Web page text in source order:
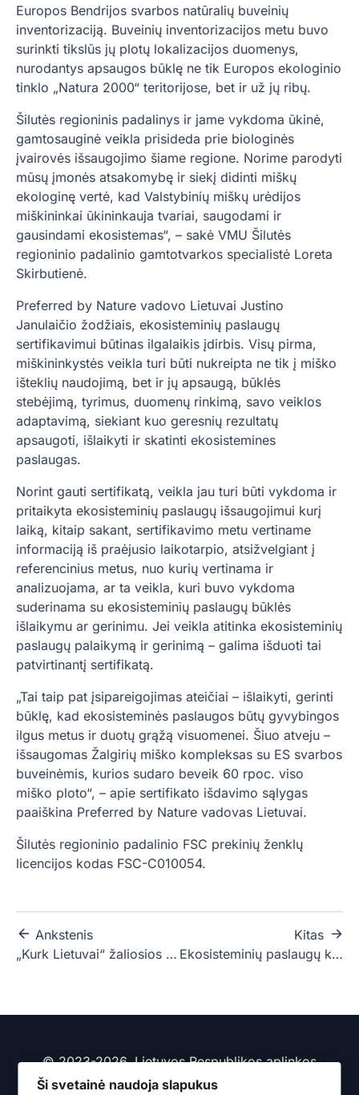
Europos Bendrijos svarbos natūralių buveinių
inventorizaciją. Buveinių inventorizacijos metu buvo
surinkti tikslūs jų plotų lokalizacijos duomenys,
nurodantys apsaugos būklę ne tik Europos ekologinio
tinklo „Natura 2000“ teritorijose, bet ir už jų ribų.
Šilutės regioninis padalinys ir jame vykdoma ūkinė,
gamtosauginė veikla prisideda prie biologinės
įvairovės išsaugojimo šiame regione. Norime parodyti
mūsų įmonės atsakomybę ir siekį didinti miškų
ekologinę vertė, kad Valstybinių miškų urėdijos
miškininkai ūkininkauja tvariai, saugodami ir
gausindami ekosistemas“, – sakė VMU Šilutės
regioninio padalinio gamtotvarkos specialistė Loreta
Skirbutienė.
Preferred by Nature vadovo Lietuvai Justino
Janulaičio žodžiais, ekosisteminių paslaugų
sertifikavimui būtinas ilgalaikis įdirbis. Visų pirma,
miškininkystės veikla turi būti nukreipta ne tik į miško
išteklių naudojimą, bet ir jų apsaugą, būklės
stebėjimą, tyrimus, duomenų rinkimą, savo veiklos
adaptavimą, siekiant kuo geresnių rezultatų
apsaugoti, išlaikyti ir skatinti ekosistemines
paslaugas.
Norint gauti sertifikatą, veikla jau turi būti vykdoma ir
pritaikyta ekosisteminių paslaugų išsaugojimui kurį
laiką, kitaip sakant, sertifikavimo metu vertiname
informaciją iš praėjusio laikotarpio, atsižvelgiant į
referencinius metus, nuo kurių vertinama ir
analizuojama, ar ta veikla, kuri buvo vykdoma
suderinama su ekosisteminių paslaugų būklės
išlaikymu ar gerinimu. Jei veikla atitinka ekosisteminių
paslaugų palaikymą ir gerinimą – galima išduoti tai
patvirtinantį sertifikatą.
„Tai taip pat įsipareigojimas ateičiai – išlaikyti, gerinti
būklę, kad ekosisteminės paslaugos būtų gyvybingos
ilgus metus ir duotų grąžą visuomenei. Šiuo atveju –
išsaugomas Žalgirių miško kompleksas su ES svarbos
buveinėmis, kurios sudaro beveik 60 rpoc. viso
miško ploto“, – apie sertifikato išdavimo sąlygas
paaiškina Preferred by Nature vadovas Lietuvai.
Šilutės regioninio padalinio FSC prekinių ženklų
licencijos kodas FSC-C010054.
Ankstenis
„Kurk Lietuvai“ žaliosios infrastruktūros projektas
Kitas
Ekosisteminių paslaugų klausimų studijos galutinės ataskaitos projekto viešasis pristatymas
© 2023-2026, Lietuvos Respublikos aplinkos
ministerija
Ši svetainė naudoja slapukus